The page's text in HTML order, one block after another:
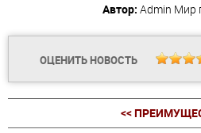
Автор: Admin Мир
ОЦЕНИТЬ НОВОСТЬ
<<